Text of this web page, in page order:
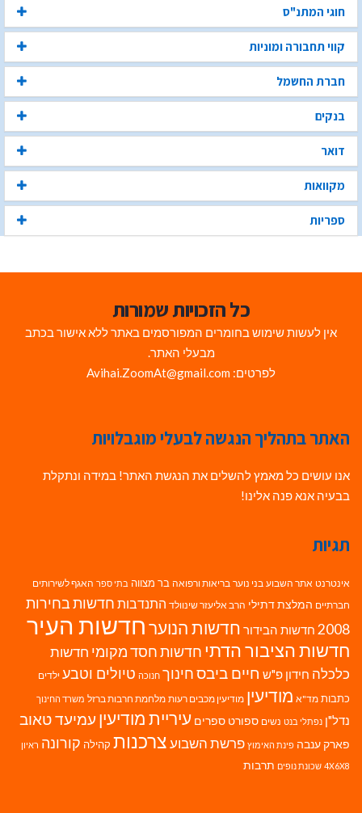
חוגי המתנ"ס
קווי תחבורה ומוניות
חברת החשמל
בנקים
דואר
מקוואות
ספריות
כל הזכויות שמורות
אין לעשות שימוש בחומרים המפורסמים באתר ללא אישור בכתב
מבעלי האתר.
לפרטים: Avihai.ZoomAt@gmail.com
האתר בתהליך הנגשה לבעלי מוגבלויות
אנו עושים כל מאמץ להשלים את הנגשת האתר! במידה ונתקלת
בבעיה אנא פנה אלינו!
תגיות
אינטרנט אתר השבוע בני נוער בריאות ורפואה בר מצווה בתי ספר האגף לשירותים
חברתיים המלצת דתילי הרב אליעזר שינוולד התנדבות חדשות בחירות
2008 חדשות הבידור חדשות הנוערחדשות העיר
חדשות הציבור הדתי חדשות חסד מקומי חדשות
כלכלה חידון פ"ש חיים ביבסחינוך חנוכה טיולים וטבע ילדים
כתבות מד"א מודיעין מודיעין מכבים רעות מלחמת חרבות ברזל משרד החינוך
נדל"ן נפתלי בנט נשים ספורט ספרים עיריית מודיעין עמיעד טאוב
פארק ענבה פינת האימוץ פרשת השבועצרכנות קהילה קורונה ראיון
4X6X8 שכונת נופים תרבות